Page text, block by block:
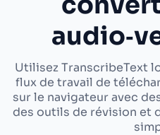
Utilisez TranscribeText
flux de travail de
sur le navigateur avec
des outils de révision et